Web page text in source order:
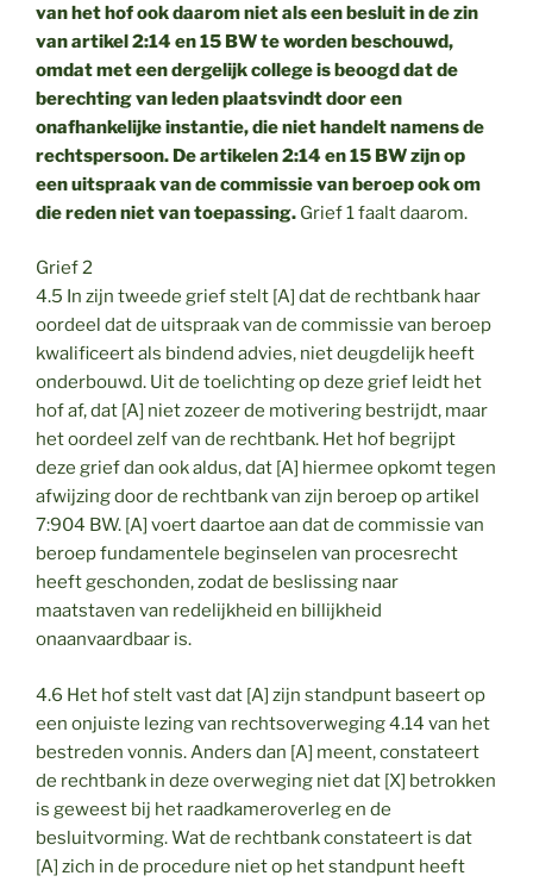
van het hof ook daarom niet als een besluit in de zin
van artikel 2:14 en 15 BW te worden beschouwd,
omdat met een dergelijk college is beoogd dat de
berechting van leden plaatsvindt door een
onafhankelijke instantie, die niet handelt namens de
rechtspersoon. De artikelen 2:14 en 15 BW zijn op
een uitspraak van de commissie van beroep ook om
die reden niet van toepassing. Grief 1 faalt daarom.
Grief 2
4.5 In zijn tweede grief stelt [A] dat de rechtbank haar
oordeel dat de uitspraak van de commissie van beroep
kwalificeert als bindend advies, niet deugdelijk heeft
onderbouwd. Uit de toelichting op deze grief leidt het
hof af, dat [A] niet zozeer de motivering bestrijdt, maar
het oordeel zelf van de rechtbank. Het hof begrijpt
deze grief dan ook aldus, dat [A] hiermee opkomt tegen
afwijzing door de rechtbank van zijn beroep op artikel
7:904 BW. [A] voert daartoe aan dat de commissie van
beroep fundamentele beginselen van procesrecht
heeft geschonden, zodat de beslissing naar
maatstaven van redelijkheid en billijkheid
onaanvaardbaar is.
4.6 Het hof stelt vast dat [A] zijn standpunt baseert op
een onjuiste lezing van rechtsoverweging 4.14 van het
bestreden vonnis. Anders dan [A] meent, constateert
de rechtbank in deze overweging niet dat [X] betrokken
is geweest bij het raadkameroverleg en de
besluitvorming. Wat de rechtbank constateert is dat
[A] zich in de procedure niet op het standpunt heeft